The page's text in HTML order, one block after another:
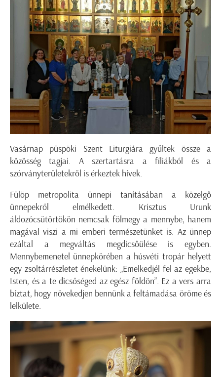
Vasárnap püspöki Szent Liturgiára gyűltek össze a
közösség tagjai. A szertartásra a fíliákból és a
szórványterületekről is érkeztek hívek.
Fülöp metropolita ünnepi tanításában a közelgő
ünnepekről elmélkedett. Krisztus Urunk
áldozócsütörtökön nemcsak fölmegy a mennybe, hanem
magával viszi a mi emberi természetünket is. Az ünnep
ezáltal a megváltás megdicsőülése is egyben.
Mennybemenetel ünnepkörében a húsvéti tropár helyett
egy zsoltárrészletet énekelünk: „Emelkedjél fel az egekbe,
Isten, és a te dicsőséged az egész földön”. Ez a vers arra
bíztat, hogy növekedjen bennünk a feltámadása öröme és
lelkülete.